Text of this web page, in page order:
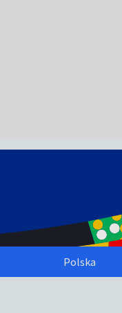
Polska